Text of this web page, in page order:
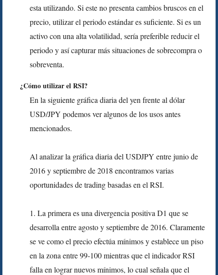
esta utilizando. Si este no presenta cambios bruscos en el
precio, utilizar el periodo estándar es suficiente. Si es un
activo con una alta volatilidad, sería preferible reducir el
periodo y así capturar más situaciones de sobrecompra o
sobreventa.
¿Cómo utilizar el RSI?
En la siguiente gráfica diaria del yen frente al dólar
USD/JPY podemos ver algunos de los usos antes
mencionados.
Al analizar la gráfica diaria del USDJPY entre junio de
2016 y septiembre de 2018 encontramos varias
oportunidades de trading basadas en el RSI.
1. La primera es una divergencia positiva D1 que se
desarrolla entre agosto y septiembre de 2016. Claramente
se ve como el precio efectúa mínimos y establece un piso
en la zona entre 99-100 mientras que el indicador RSI
falla en lograr nuevos mínimos, lo cual señala que el